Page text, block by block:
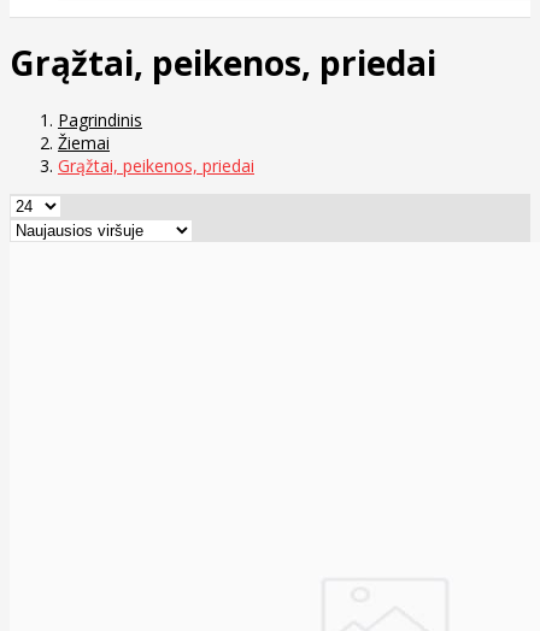
Grąžtai, peikenos, priedai
Pagrindinis
Žiemai
Grąžtai, peikenos, priedai